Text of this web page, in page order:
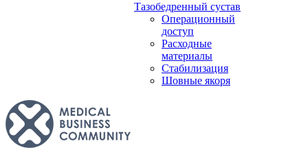
Тазобедренный сустав
Операционный
доступ
Расходные
материалы
Стабилизация
Шовные якоря